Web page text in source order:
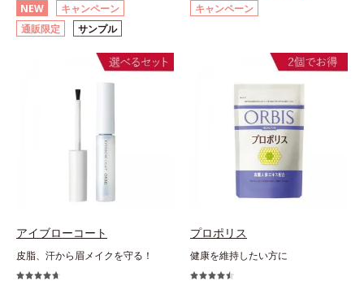
NEW
キャンペーン
通販限定
サンプル
キャンペーン
アイブローコート
皮脂、汗から眉メイクを守る！
プロポリス
健康を維持したい方に